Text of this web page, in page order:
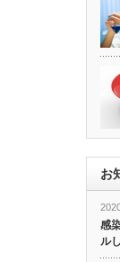
お
感
ル